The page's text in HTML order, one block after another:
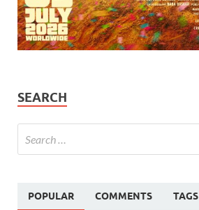
SEARCH
POPULAR COMMENTS TAGS